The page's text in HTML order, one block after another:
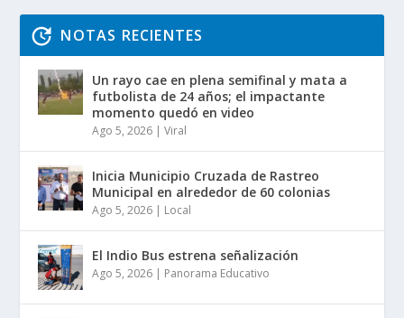
NOTAS RECIENTES
Un rayo cae en plena semifinal y mata a
futbolista de 24 años; el impactante
momento quedó en video
Ago 5, 2026 |Viral
Inicia Municipio Cruzada de Rastreo
Municipal en alrededor de 60 colonias
Ago 5, 2026 | Local
El Indio Bus estrena señalización
Ago 5, 2026 | Panorama Educativo